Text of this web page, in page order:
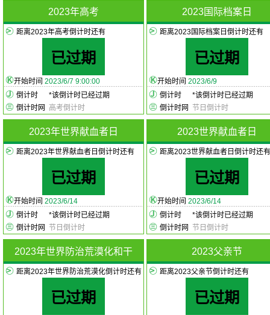
2023年高考
距离2023年高考倒计时还有
已过期
开始时间 2023/6/7 9:00:00
倒计时
*该倒计时已经过期
倒计时网
高考倒计时
2023国际档案日
距离2023国际档案日倒计时还有
已过期
开始时间 2023/6/9
倒计时
*该倒计时已经过期
倒计时网
节日倒计时
2023年世界献血者日
距离2023年世界献血者日倒计时还有
已过期
开始时间 2023/6/14
倒计时
*该倒计时已经过期
倒计时网
节日倒计时
2023世界献血者日
距离2023世界献血者日倒计时还有
已过期
开始时间 2023/6/14
倒计时
*该倒计时已经过期
倒计时网
节日倒计时
2023年世界防治荒漠化和干
距离2023年世界防治荒漠化倒计时还有
已过期
2023父亲节
距离2023父亲节倒计时还有
已过期